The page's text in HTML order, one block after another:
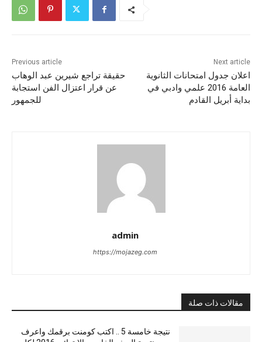
Previous article
حقيقة تراجع شيرين عبد الوهاب
عن قرار اعتزال الفن استجابة
للجمهور
Next article
اعلان جدول امتحانات الثانوية
العامة 2016 علمي وادبي في
بداية أبريل القادم
admin
https://mojazeg.com
مقالات ذات صلة
نتيجة خامسة 5 .. اكتب كومنت برقمك واعرف